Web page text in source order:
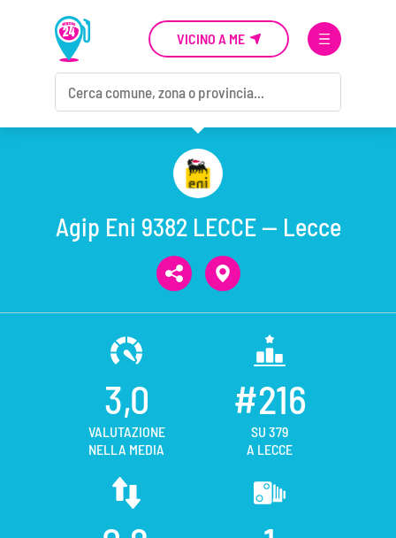
VICINO A ME
Agip Eni 9382 LECCE — Lecce
3,0
VALUTAZIONE
NELLA MEDIA
#216
SU 379
A LECCE